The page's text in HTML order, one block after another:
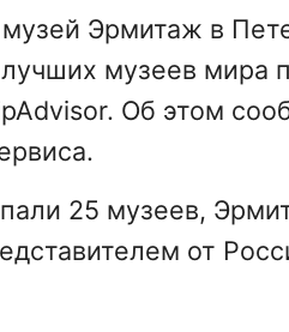
Эрмитаж в
музеев мира
Об этом
25 музеев,
от